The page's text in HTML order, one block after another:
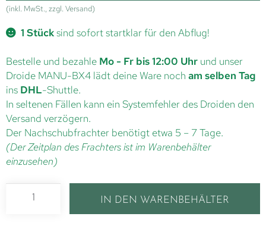
(inkl. MwSt., zzgl. Versand)
1 Stücksind sofort startklar für den Abflug!
Bestelle und bezahle Mo - Fr bis 12:00 Uhr und unser
Droide MANU-BX4 lädt deine Ware noch am selben Tag
ins DHL-Shuttle.
In seltenen Fällen kann ein Systemfehler des Droiden den
Versand verzögern.
Der Nachschubfrachter benötigt etwa 5 – 7 Tage.
(Der Zeitplan des Frachters ist im Warenbehälter
einzusehen)
IN DEN WARENBEHÄLTER